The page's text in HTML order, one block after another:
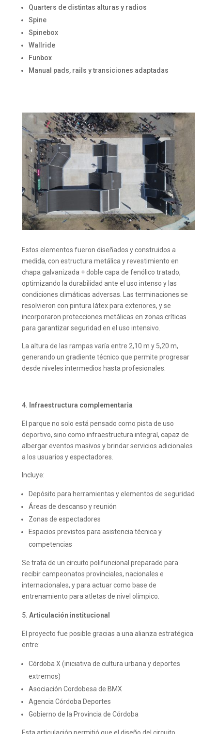
Quarters de distintas alturas y radios
Spine
Spinebox
Wallride
Funbox
Manual pads, rails y transiciones adaptadas
Estos elementos fueron diseñados y construidos a
medida, con estructura metálica y revestimiento en
chapa galvanizada + doble capa de fenólico tratado,
optimizando la durabilidad ante el uso intenso y las
condiciones climáticas adversas. Las terminaciones se
resolvieron con pintura látex para exteriores, y se
incorporaron protecciones metálicas en zonas críticas
para garantizar seguridad en el uso intensivo.
La altura de las rampas varía entre 2,10 m y 5,20 m,
generando un gradiente técnico que permite progresar
desde niveles intermedios hasta profesionales.
Infraestructura complementaria
El parque no solo está pensado como pista de uso
deportivo, sino como infraestructura integral, capaz de
albergar eventos masivos y brindar servicios adicionales
a los usuarios y espectadores.
Incluye:
Depósito para herramientas y elementos de seguridad
Áreas de descanso y reunión
Zonas de espectadores
Espacios previstos para asistencia técnica y
competencias
Se trata de un circuito polifuncional preparado para
recibir campeonatos provinciales, nacionales e
internacionales, y para actuar como base de
entrenamiento para atletas de nivel olímpico.
Articulación institucional
El proyecto fue posible gracias a una alianza estratégica
entre:
Córdoba X (iniciativa de cultura urbana y deportes
extremos)
Asociación Cordobesa de BMX
Agencia Córdoba Deportes
Gobierno de la Provincia de Córdoba